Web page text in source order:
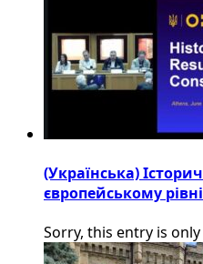
(Українська)
європейському
Sorry, this entry is only